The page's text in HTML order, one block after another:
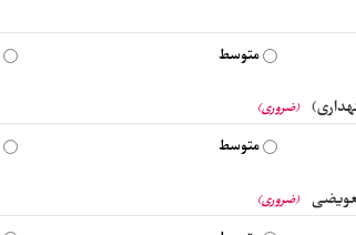
متوسط
(ضروری)
متوسط
(ضروری)